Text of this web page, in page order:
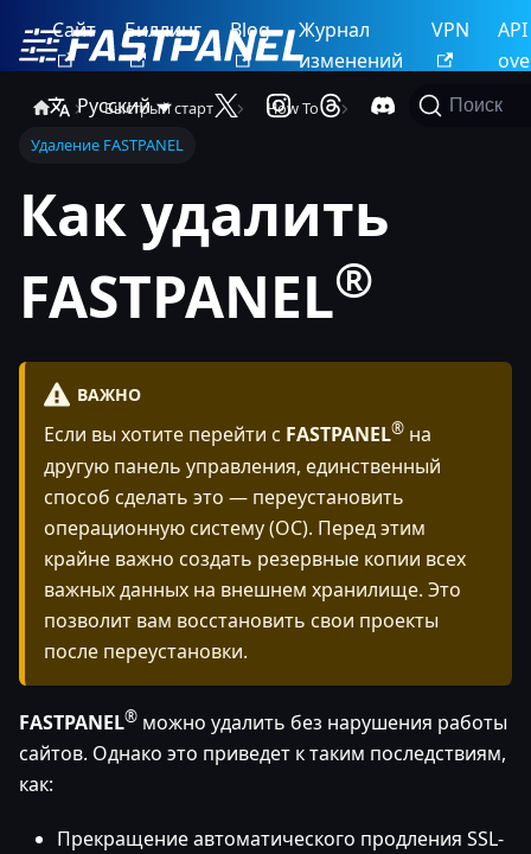
Сайт Биллинг Blog
Журнал
изменений
VPN
API
Русский
Поиск
Быстрый старт
How To
Удаление FASTPANEL
Как удалить
FASTPANEL®
ВАЖНО
Если вы хотите перейти с FASTPANEL® на
другую панель управления, единственный
способ сделать это — переустановить
операционную систему (ОС). Перед этим
крайне важно создать резервные копии всех
важных данных на внешнем хранилище. Это
позволит вам восстановить свои проекты
после переустановки.
FASTPANEL® можно удалить без нарушения работы
сайтов. Однако это приведет к таким последствиям,
как:
Прекращение автоматического продления SSL-